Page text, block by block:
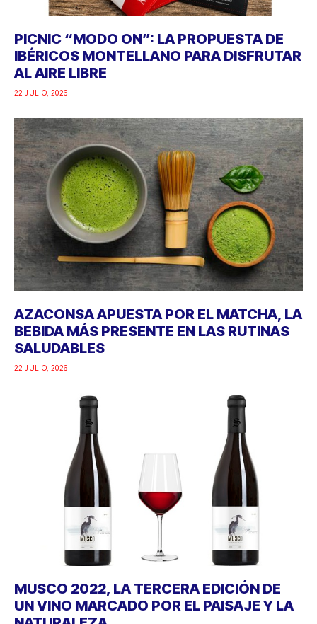
PICNIC “MODO ON”: LA PROPUESTA DE
IBÉRICOS MONTELLANO PARA DISFRUTAR
AL AIRE LIBRE
22 JULIO, 2026
AZACONSA APUESTA POR EL MATCHA, LA
BEBIDA MÁS PRESENTE EN LAS RUTINAS
SALUDABLES
22 JULIO, 2026
MUSCO 2022, LA TERCERA EDICIÓN DE
UN VINO MARCADO POR EL PAISAJE Y LA